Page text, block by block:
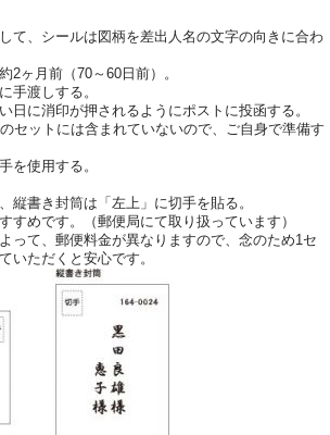
報 プライバシーポリシー
て、シールは図柄を差出人名の文字の向きに合わ
2ヶ月前（70～60日前）。
手渡しする。
日に消印が押されるようにポストに投函する。
セットには含まれていないので、ご自身で準備す
を使用する。
縦書き封筒は「左上」に切手を貼る。
すめです。（郵便局にて取り扱っています）
って、郵便料金が異なりますので、念のため1セ
いただくと安心です。